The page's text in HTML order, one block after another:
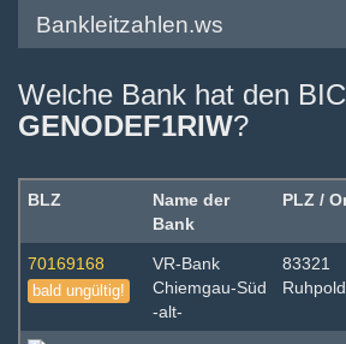
Bankleitzahlen.ws
Welche Bank hat den BIC
GENODEF1RIW?
BLZ
Name der
Bank
PLZ /
70169168
bald ungültig!
VR-Bank
Chiemgau-Süd
-alt-
83321